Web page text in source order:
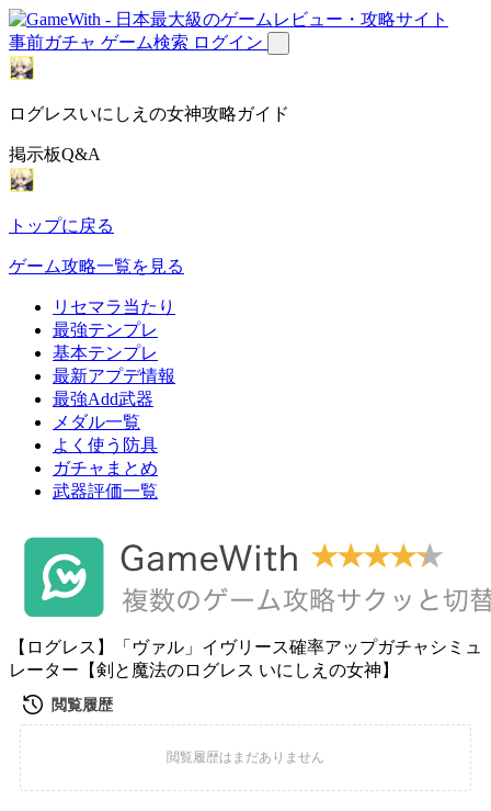
事前ガチャ ゲーム検索 ログイン
ログレスいにしえの女神攻略ガイド
掲示板Q&A
トップに戻る
ゲーム攻略一覧を見る
リセマラ当たり
最強テンプレ
基本テンプレ
最新アプデ情報
最強Add武器
メダル一覧
よく使う防具
ガチャまとめ
武器評価一覧
【ログレス】「ヴァル」イヴリース確率アップガチャシミュ
レーター【剣と魔法のログレス いにしえの女神】